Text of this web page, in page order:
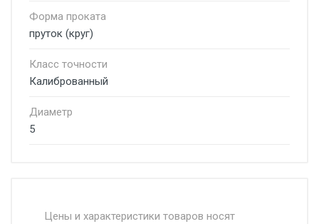
Форма проката
пруток (круг)
Класс точности
Калиброванный
Диаметр
5
Москве и Московской области.
Цены и характеристики товаров носят